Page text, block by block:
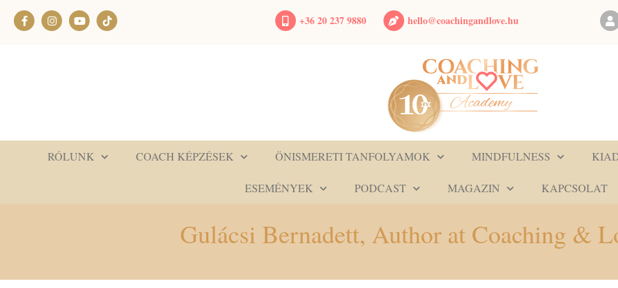
+36 20 237 9880 hello@coachingandlove.hu
RÓLUNK COACH KÉPZÉSEK ÖNISMERETI TANFOLYAMOK MINDFULNESS
ESEMÉNYEK PODCAST MAGAZIN KAPCSOLAT
Gulácsi Bernadett, Author at Coaching &